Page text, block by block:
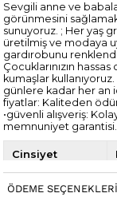
Sevgili anne ve
görünmesini
sunuyoruz. ; Her yaş
üretilmiş ve modaya
gardırobunu
Çocuklarınızın
kumaşlar kullanıyoruz.
günlere kadar her an
fiyatlar: Kaliteden
•güvenli alışveriş:
memnuniyet garantisi.
Cinsiyet
ÖDEME SEÇENEKLERI